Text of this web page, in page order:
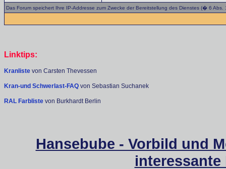
Das Forum speichert Ihre IP-Addresse zum Zwecke der Bereitstellung des Dienstes (� 6
Linktips:
Kranliste von Carsten Thevessen
Kran-und Schwerlast-FAQ von Sebastian Suchanek
RAL Farbliste von Burkhardt Berlin
Hansebube - Vorbild und